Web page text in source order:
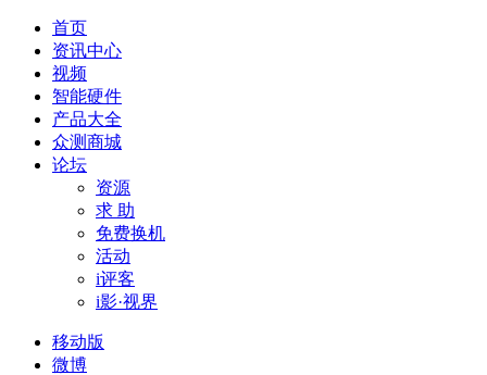
首页
资讯中心
视频
智能硬件
产品大全
众测商城
论坛
资源
求 助
免费换机
活动
i评客
i影·视界
移动版
微博